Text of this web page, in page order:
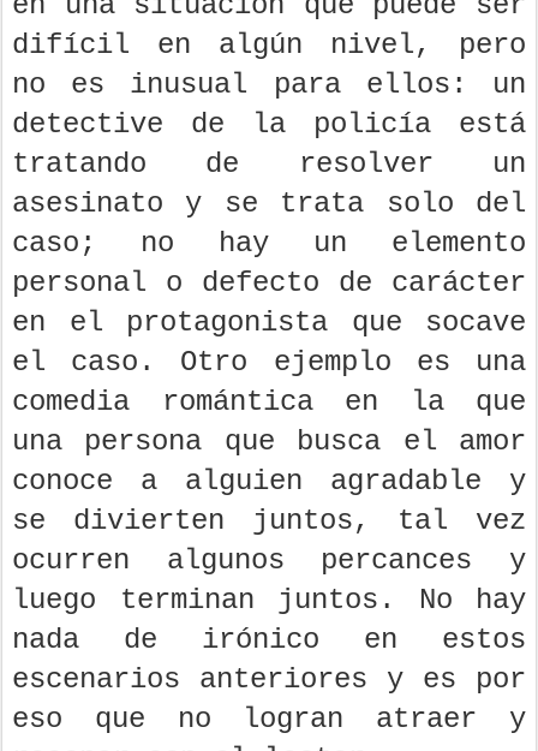
difícil en algún nivel, pero
no es inusual para ellos: un
detective de la policía está
tratando de resolver un
asesinato y se trata solo del
caso; no hay un elemento
personal o defecto de carácter
en el protagonista que socave
el caso. Otro ejemplo es una
comedia romántica en la que
una persona que busca el amor
conoce a alguien agradable y
se divierten juntos, tal vez
ocurren algunos percances y
luego terminan juntos. No hay
nada de irónico en estos
escenarios anteriores y es por
eso que no logran atraer y